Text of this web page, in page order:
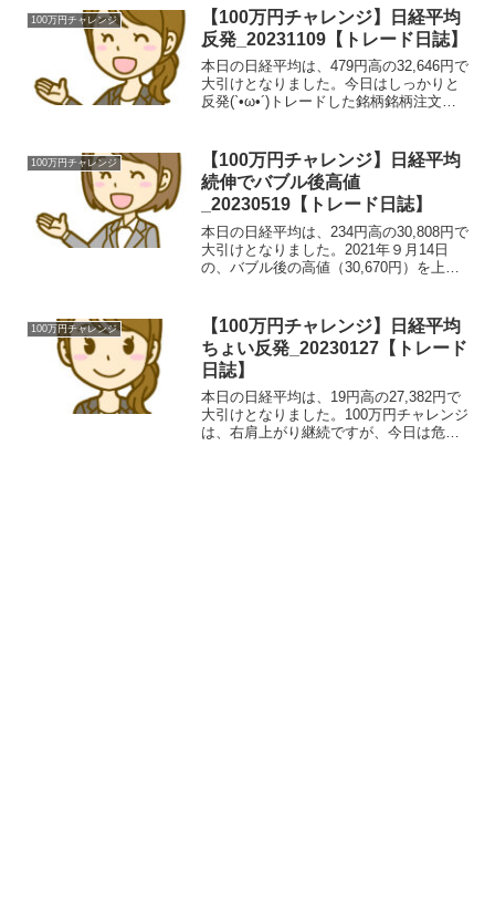
利益率ＪＴＯＷＥＲ / 4485買建...
100万円チャレンジ
【100万円チャレンジ】日経平均
反発_20231109【トレード日誌】
本日の日経平均は、479円高の32,646円で
大引けとなりました。今日はしっかりと
反発(`•ω•´)トレードした銘柄銘柄注文種
Ｓ / 5021買建5505.010...
100万円チャレンジ
【100万円チャレンジ】日経平均
続伸でバブル後高値
_20230519【トレード日誌】
本日の日経平均は、234円高の30,808円で
大引けとなりました。2021年９月14日
の、バブル後の高値（30,670円）を上回
価格約定時間利益率シダー2...
100万円チャレンジ
【100万円チャレンジ】日経平均
ちょい反発_20230127【トレード
日誌】
本日の日経平均は、19円高の27,382円で
大引けとなりました。100万円チャレンジ
は、右肩上がり継続ですが、今日は危な